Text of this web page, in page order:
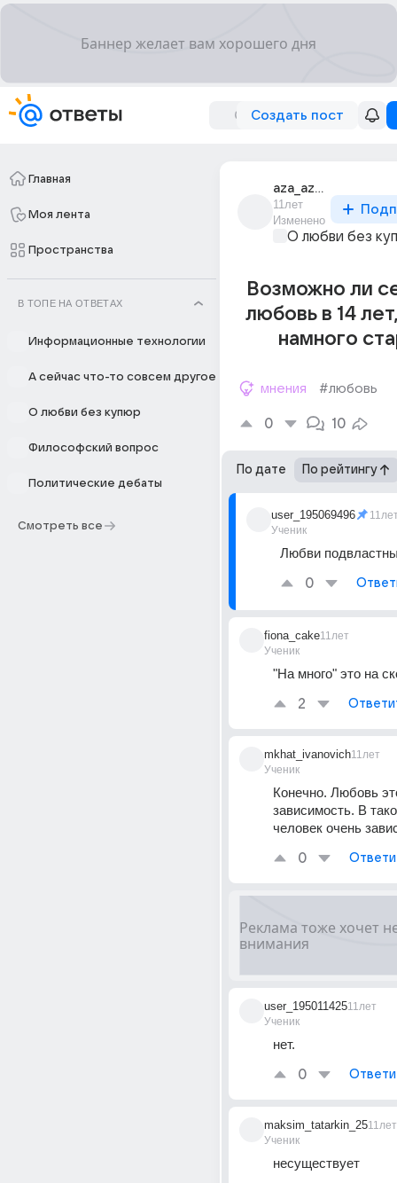
Создать пост
Главная
Моя лента
Пространства
В ТОПЕ НА ОТВЕТАХ
Информационные технологии
А сейчас что-то совсем другое
О любви без купюр
Философский вопрос
Политические дебаты
Смотреть все
aza_aza_624
11лет
Изменено
О любви без
Возможно ли
любовь в 14
намного
мнения #любовь
0 10
По дате По рейтингу
user_195069496
Ученик
Любви
0
fiona_cake
Ученик
11лет
"На много" это на
2
mkhat_ivanovich
Ученик
11лет
Конечно. Любовь
зависимость. В
человек очень
0
user_195011425
Ученик
11лет
нет.
0
maksim_tatarkin_25
Ученик
11лет
несуществует